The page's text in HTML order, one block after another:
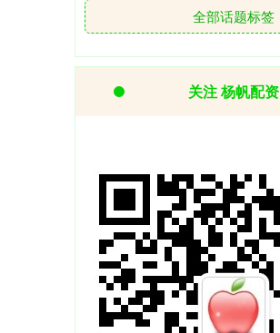
全部话题标签
关注 杨帆配资